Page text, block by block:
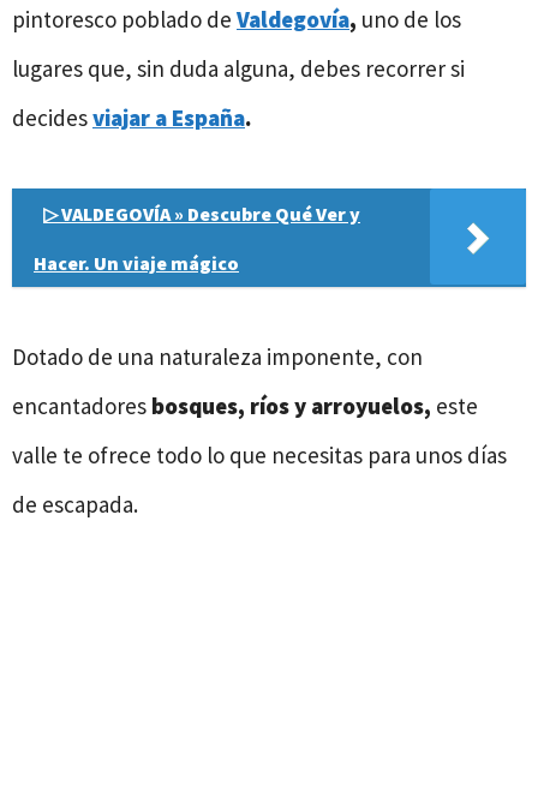
pintoresco poblado de Valdegovía, uno de los
lugares que, sin duda alguna, debes recorrer si
decidesviajar a España.
▷ VALDEGOVÍA » Descubre Qué Ver y
Hacer. Un viaje mágico
Dotado de una naturaleza imponente, con
encantadores bosques, ríos y arroyuelos, este
valle te ofrece todo lo que necesitas para unos días
de escapada.